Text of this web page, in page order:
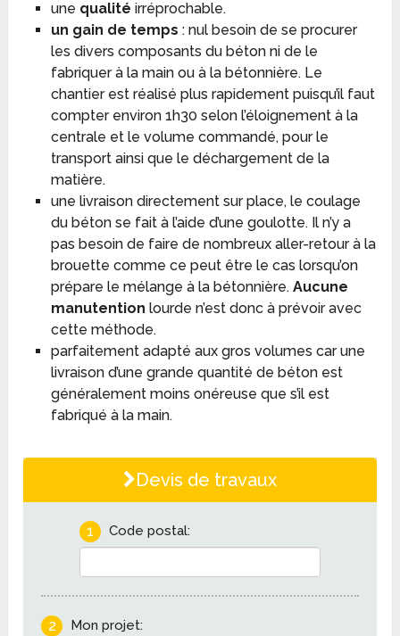
une qualité irréprochable.
un gain de temps : nul besoin de se procurer
les divers composants du béton ni de le
fabriquer à la main ou à la bétonnière. Le
chantier est réalisé plus rapidement puisqu’il faut
compter environ 1h30 selon l’éloignement à la
centrale et le volume commandé, pour le
transport ainsi que le déchargement de la
matière.
une livraison directement sur place, le coulage
du béton se fait à l’aide d’une goulotte. Il n’y a
pas besoin de faire de nombreux aller-retour à la
brouette comme ce peut être le cas lorsqu’on
prépare le mélange à la bétonnière. Aucune
manutention lourde n’est donc à prévoir avec
cette méthode.
parfaitement adapté aux gros volumes car une
livraison d’une grande quantité de béton est
généralement moins onéreuse que s’il est
fabriqué à la main.
Devis de travaux
1 Code postal:
2 Mon projet: